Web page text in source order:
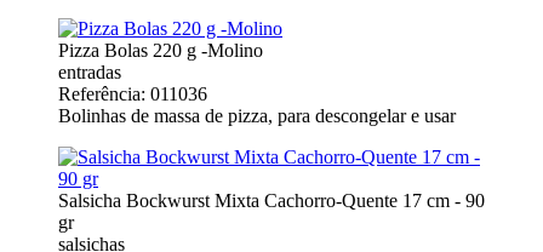
Pizza Bolas 220 g -Molino
entradas
Referência: 011036
Bolinhas de massa de pizza, para descongelar e usar
Salsicha Bockwurst Mixta Cachorro-Quente 17 cm - 90
gr
salsichas